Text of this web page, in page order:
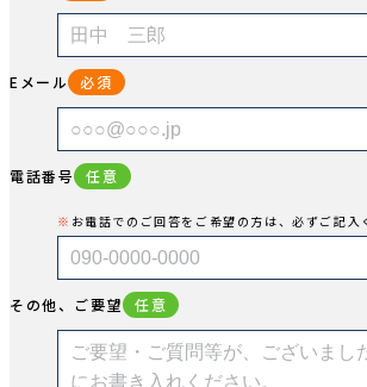
Eメール 必須
電話番号 任意
お電話でのご回答をご希望の方は、必ずご記入
その他、ご要望 任意